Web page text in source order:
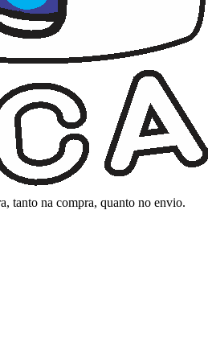
tanto na compra, quanto no envio.